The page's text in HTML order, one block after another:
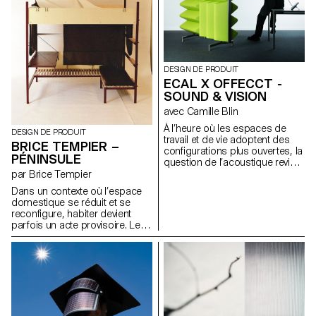
établir un lien précis entre le
geste physique et les
possibilités numériques. Inspiré
des circuits de billes pour
enfants, SoundTrack associe
des outils musicaux complexes
à des blocs modulaires
simples, permettant aux
joueurs de composer et
morceaux.
électroniques de plus en plus
fragiles et précieux.
DESIGN DE PRODUIT
BRICE TEMPIER –
PÉNINSULE
par Brice Tempier
Dans un contexte où l’espace
domestique se réduit et se
reconfigure, habiter devient
parfois un acte provisoire. Les
lieux se traversent plus qu’ils ne
s’installent, et la question n’est
plus tant celle de
l’aménagement que celle de la
présence. S’inspirant de
l’archétype de la mezzanine,
Péninsule prend la forme d’une
DESIGN DE PRODUIT
ECAL X OFFECCT -
SOUND & VISION
avec Camille Blin
À l’heure où les espaces de
travail et de vie adoptent des
configurations plus ouvertes, la
question de l’acoustique revient
repenser la cloison acoustique
– un outil clé pour structurer
nos environnements autant que
nos pensées. Présente dans
l’ADN d’Offecct depuis le début
des années 2000, l’acoustique
mérite aujourd’hui une nouvelle